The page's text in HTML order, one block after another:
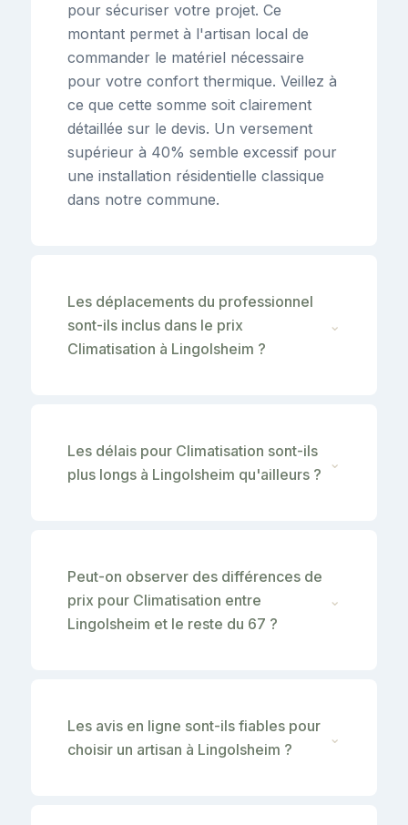
pour sécuriser votre projet. Ce
montant permet à l'artisan local de
commander le matériel nécessaire
pour votre confort thermique. Veillez à
ce que cette somme soit clairement
détaillée sur le devis. Un versement
supérieur à 40% semble excessif pour
une installation résidentielle classique
dans notre commune.
Les déplacements du professionnel
sont-ils inclus dans le prix
Climatisation à Lingolsheim ?
⌄
Les délais pour Climatisation sont-ils
plus longs à Lingolsheim qu'ailleurs ?
⌄
Peut-on observer des différences de
prix pour Climatisation entre
Lingolsheim et le reste du 67 ?
⌄
Les avis en ligne sont-ils fiables pour
choisir un artisan à Lingolsheim ?
⌄